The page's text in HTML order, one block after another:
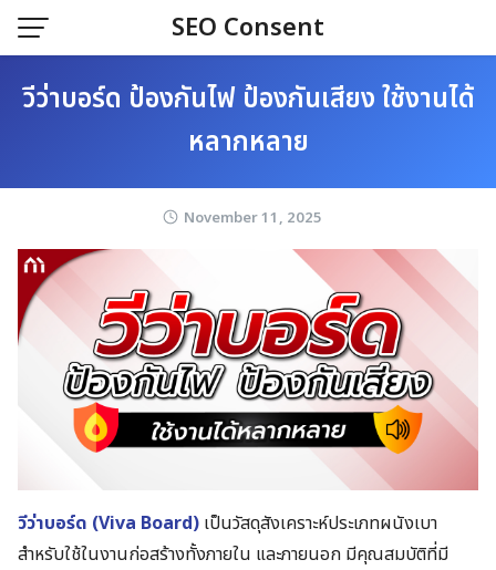
Skip
SEO Consent
วีว่าบอร์ด ป้องกันไฟ ป้องกันเสียง ใช้งานได้
หลากหลาย
November 11, 2025
วีว่าบอร์ด (Viva Board) เป็นวัสดุสังเคราะห์ประเภทผนังเบา
สำหรับใช้ในงานก่อสร้างทั้งภายใน และภายนอก มีคุณสมบัติที่มี